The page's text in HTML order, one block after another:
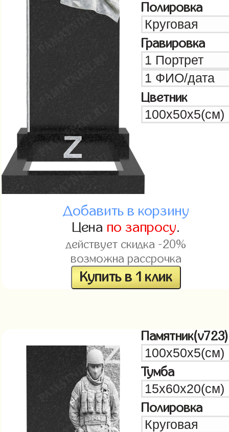
Полировка
Гравировка
Цветник
Добавить в корзину
Цена по запросу.
действует скидка -20%
возможна рассрочка
Купить в 1 клик
Памятник(v723)
Тумба
Полировка